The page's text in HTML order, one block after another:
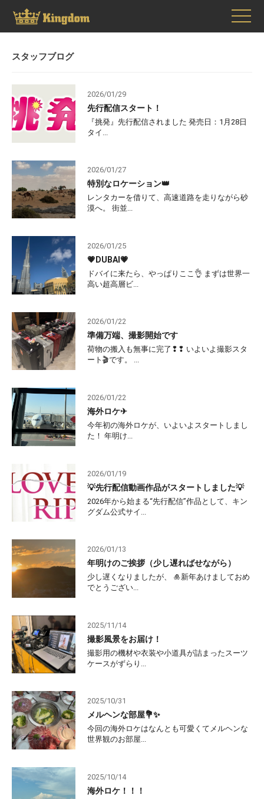
スタッフブログ
2026/01/29
先行配信スタート！
『挑発』先行配信されました 発売日：1月28日
タイ...
2026/01/27
特別なロケーション👑
レンタカーを借りて、高速道路を走りながら砂
漠へ。 街並...
2026/01/25
💗DUBAI💗
ドバイに来たら、やっぱりここ👌 まずは世界一
高い超高層ビ...
2026/01/22
準備万端、撮影開始です
荷物の搬入も無事に完了❢❢ いよいよ撮影スタ
ート🎬です。 ...
2026/01/22
海外ロケ✈
今年初の海外ロケが、いよいよスタートしまし
た！ 年明け...
2026/01/19
💡先行配信動画作品がスタートしました💡
2026年から始まる“先行配信”作品として、キン
グダム公式サイ...
2026/01/13
年明けのご挨拶（少し遅ればせながら）
少し遅くなりましたが、 🎍新年あけましておめ
でとうござい...
2025/11/14
撮影風景をお届け！
撮影用の機材や衣装や小道具が詰まったスーツ
ケースがずらり...
2025/10/31
メルヘンな部屋💐✨
今回の海外ロケはなんとも可愛くてメルヘンな
世界観のお部屋...
2025/10/14
海外ロケ！！！